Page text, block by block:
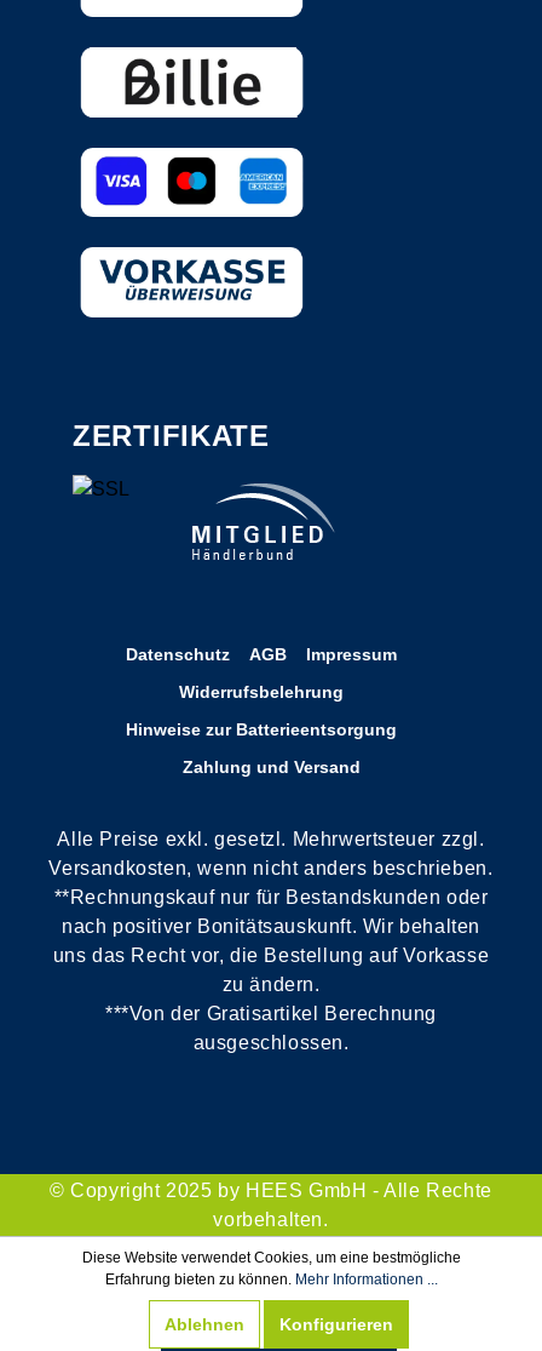
ZERTIFIKATE
Datenschutz AGB
Impressum
Widerrufsbelehrung
Hinweise zur Batterieentsorgung
Zahlung und Versand
Alle Preise exkl. gesetzl. Mehrwertsteuer zzgl.
Versandkosten, wenn nicht anders beschrieben.
**Rechnungskauf nur für Bestandskunden oder
nach positiver Bonitätsauskunft. Wir behalten
uns das Recht vor, die Bestellung auf Vorkasse
zu ändern.
***Von der Gratisartikel Berechnung
ausgeschlossen.
© Copyright 2025 by HEES GmbH - Alle Rechte
vorbehalten.
Diese Website verwendet Cookies, um eine bestmögliche
Erfahrung bieten zu können. Mehr Informationen ...
Ablehnen Konfigurieren